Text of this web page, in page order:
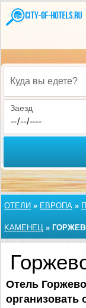
Куда вы едете?
Заезд
ОТЕЛИ » ЕВРОПА »
KAМЕНЕЦ »
Отель